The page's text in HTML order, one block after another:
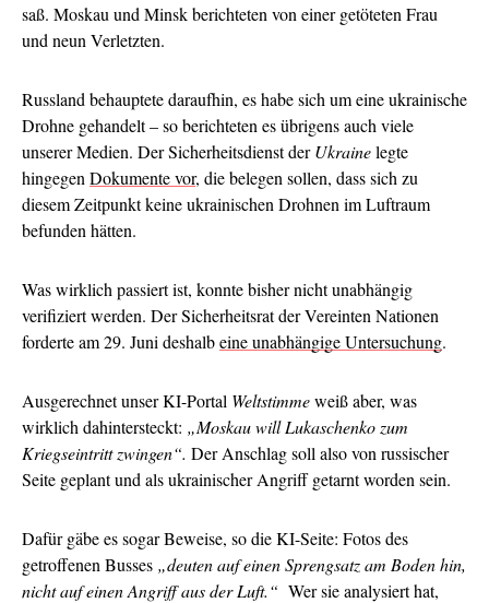
saß. Moskau und Minsk berichteten von einer getöteten Frau
und neun Verletzten.
Russland behauptete daraufhin, es habe sich um eine ukrainische
Drohne gehandelt – so berichteten es übrigens auch viele
unserer Medien. Der Sicherheitsdienst derUkrainelegte
hingegen Dokumente vor, die belegen sollen, dass sich zu
diesem Zeitpunkt keine ukrainischen Drohnen im Luftraum
befunden hätten.
Was wirklich passiert ist, konnte bisher nicht unabhängig
verifiziert werden. Der Sicherheitsrat der Vereinten Nationen
forderte am 29. Juni deshalbeine unabhängige Untersuchung.
Ausgerechnet unser KI-Portal Weltstimmeweiß aber, was
wirklich dahintersteckt: „Moskau will Lukaschenko zum
Kriegseintritt zwingen“. Der Anschlag soll also von russischer
Seite geplant und als ukrainischer Angriff getarnt worden sein.
Dafür gäbe es sogar Beweise, so die KI-Seite: Fotos des
getroffenen Busses „deuten auf einen Sprengsatz am Boden hin,
nicht auf einen Angriff aus der Luft.“ Wer sie analysiert hat,